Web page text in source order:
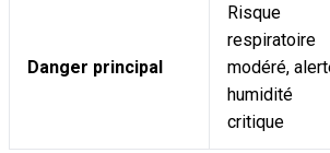
Danger principal
Risque
respiratoire
modéré,
humidité
critique